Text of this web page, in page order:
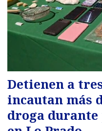
Detienen a
incautan más
droga